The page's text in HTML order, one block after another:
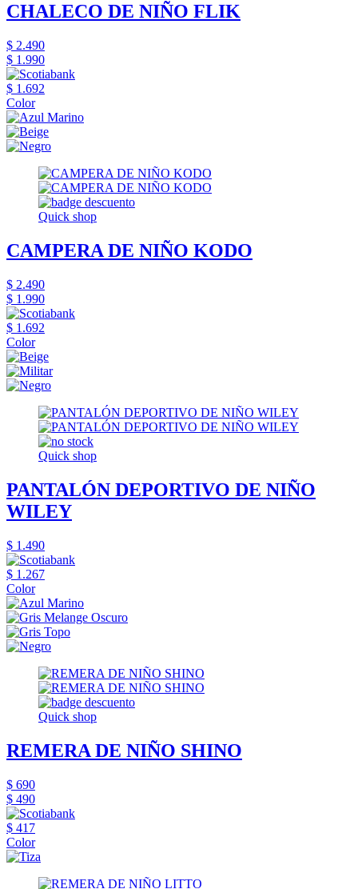
CHALECO DE NIÑO FLIK
$ 2.490
$ 1.990
$ 1.692
Color
Quick shop
CAMPERA DE NIÑO KODO
$ 2.490
$ 1.990
$ 1.692
Color
Quick shop
PANTALÓN DEPORTIVO DE NIÑO
WILEY
$ 1.490
$ 1.267
Color
Quick shop
REMERA DE NIÑO SHINO
$ 690
$ 490
$ 417
Color